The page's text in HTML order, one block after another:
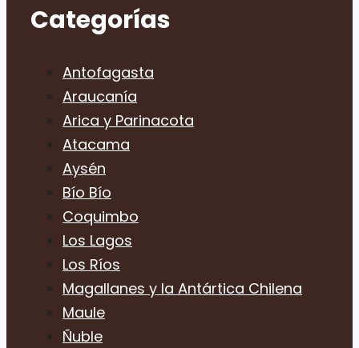
Categorías
Antofagasta
Araucanía
Arica y Parinacota
Atacama
Aysén
Bío Bío
Coquimbo
Los Lagos
Los Ríos
Magallanes y la Antártica Chilena
Maule
Ñuble